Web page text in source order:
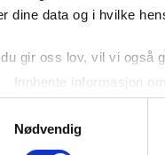
dine data og i hvilke
gir oss lov, vil vi også
Innhente informasjon
Identifisere enheten
mer infokan du lese om
hele tiden endre eller
Nødvendig